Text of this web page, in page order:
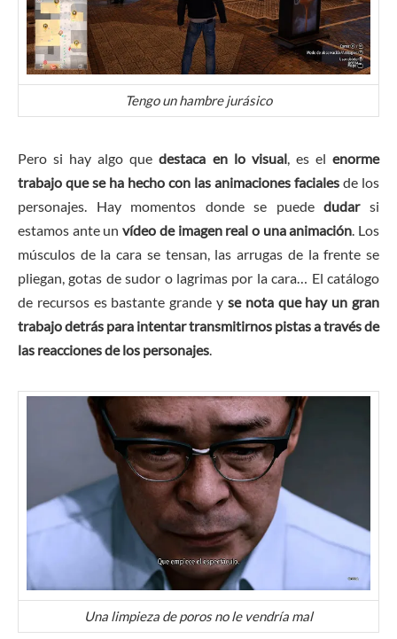
Tengo un hambre jurásico
Pero si hay algo quedestaca en lo visual, es elenorme
trabajo que se ha hecho con las animaciones faciales de los
personajes. Hay momentos donde se puededudarsi
estamos ante unvídeo de imagen real o una animación. Los
músculos de la cara se tensan, las arrugas de la frente se
pliegan, gotas de sudor o lagrimas por la cara… El catálogo
de recursos es bastante grande y se nota que hay un gran
trabajo detrás para intentar transmitirnos pistas a través de
las reacciones de los personajes.
Una limpieza de poros no le vendría mal